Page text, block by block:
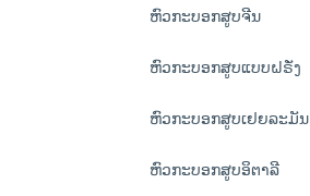
ຫົວກະບອກສູບຈີນ
ຫົວກະບອກສູບແບບຝຣັ່ງ
ຫົວກະບອກສູບເຢຍລະມັນ
ຫົວກະບອກສູບອິຕາລີ